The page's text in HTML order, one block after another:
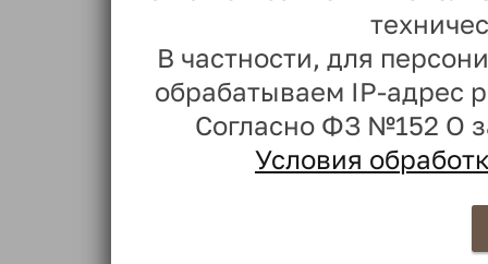
В частности, для
обрабатываем IP-адрес
Согласно ФЗ №152 О
Условия